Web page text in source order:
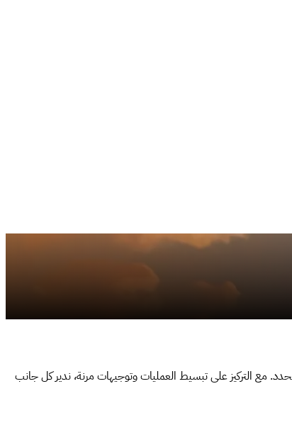
مع التركيز على تبسيط العمليات وتوجيهات مرنة، ندير كل جانب